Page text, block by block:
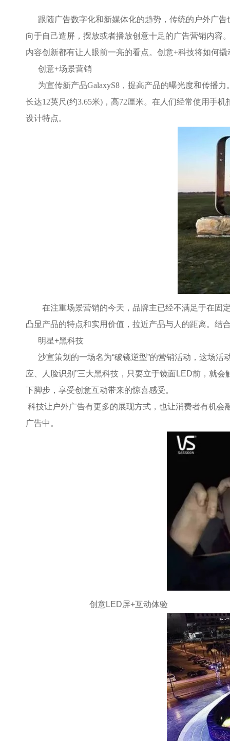
跟随广告数字化和新媒体化的趋势，传统的户外广告
向于自己造屏，摆放或者播放创意十足的广告营销内容
内容创新都有让人眼前一亮的看点。创意+科技将如何撬
创意+场景营销
为宣传新产品GalaxyS8，提高产品的曝光度和传播力
长达12英尺(约3.65米)，高72厘米。在人们经常使用手
设计特点。
在注重场景营销的今天，品牌主已经不满足于在固
凸显产品的特点和实用价值，拉近产品与人的距离。结
明星+黑科技
沙宣策划的一场名为“破镜逆型”的营销活动，这场活
应、人脸识别”三大黑科技，只要立于镜面LED前，就
下脚步，享受创意互动带来的惊喜感受。
科技让户外广告有更多的展现方式，也让消费者有机
广告中。
创意LED屏+互动体验